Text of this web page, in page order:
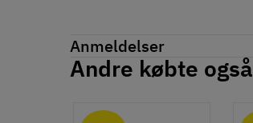
Produktinformation
Rustfrit stål
Anmeldelser
Andre købte også